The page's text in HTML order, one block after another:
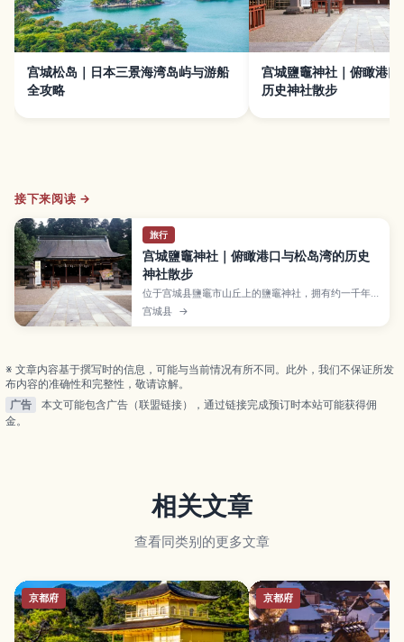
宫城松岛｜日本三景海湾岛屿与游船
全攻略
宫城鹽竈神社｜俯瞰港口
历史神社散步
接下来阅读 →
旅行
宫城鹽竈神社｜俯瞰港口与松岛湾的历史
神社散步
位于宫城县鹽竈市山丘上的鹽竈神社，拥有约一千年
以上历史，被当地人视为守护海上安全与商业繁荣的
重要神社，还能眺望港口与松岛湾景色。本文介绍境
宫城县 →
※ 文章内容基于撰写时的信息，可能与当前情况有所不同。此外，我们不保证所发
布内容的准确性和完整性，敬请谅解。
广告
本文可能包含广告（联盟链接），通过链接完成预订时本站可能获得佣
金。
相关文章
查看同类别的更多文章
京都府 京都府